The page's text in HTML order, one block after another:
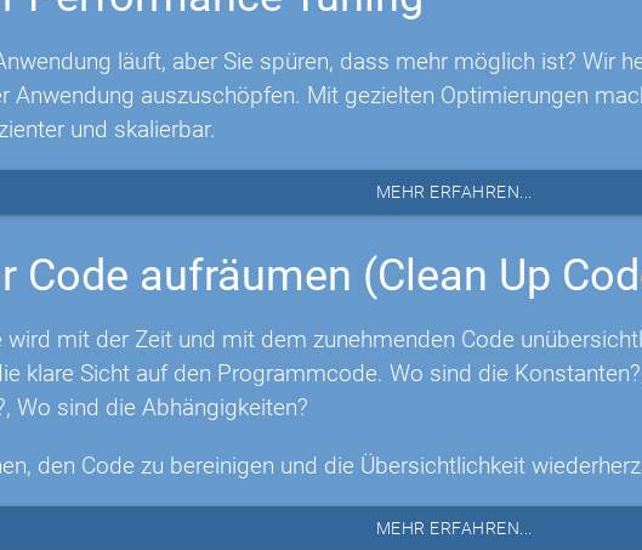
läuft, aber Sie spüren, dass mehr möglich ist? Wir
Anwendung auszuschöpfen. Mit gezielten Optimierungen
und skalierbar.
MEHR ERFAHREN...
Code aufräumen (Clean Up
wird mit der Zeit und mit dem zunehmenden Code
klare Sicht auf den Programmcode. Wo sind die
Wo sind die Abhängigkeiten?
den Code zu bereinigen und die Übersichtlichkeit
MEHR ERFAHREN...